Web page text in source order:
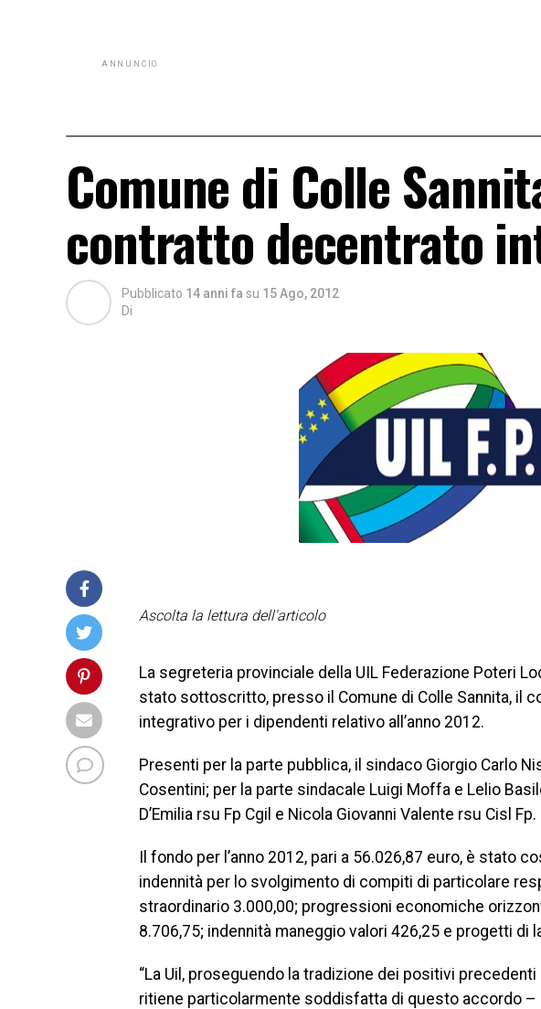
ANNUNCIO
Comune di Colle
contratto decentrato
Pubblicato 14 anni fa su 15 Ago, 2012
Di
Ascolta la lettura dell'articolo
La segreteria provinciale della UIL Federazione Poteri
stato sottoscritto, presso il Comune di Colle Sannita, il
integrativo per i dipendenti relativo all’anno 2012.
Presenti per la parte pubblica, il sindaco Giorgio Carlo
Cosentini; per la parte sindacale Luigi Moffa e Lelio
D’Emilia rsu Fp Cgil e Nicola Giovanni Valente rsu Cisl Fp.
Il fondo per l’anno 2012, pari a 56.026,87 euro, è stato
indennità per lo svolgimento di compiti di particolare
straordinario 3.000,00; progressioni economiche
8.706,75; indennità maneggio valori 426,25 e progetti di
“La Uil, proseguendo la tradizione dei positivi
ritiene particolarmente soddisfatta di questo accordo –